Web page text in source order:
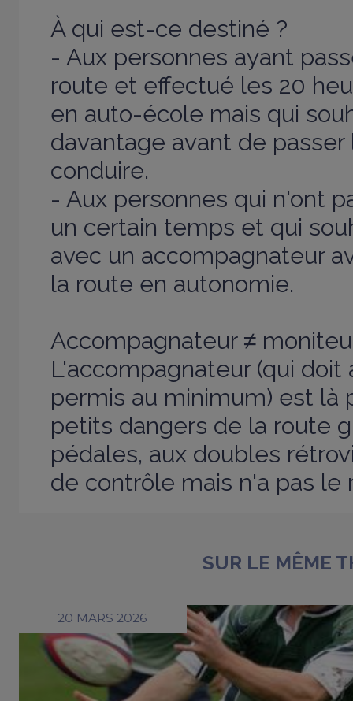
À qui est-ce destiné ?
- Aux personnes ayant
route et effectué les 20
en auto-école mais qui
davantage avant de
conduire.
- Aux personnes qui n'ont
un certain temps et qui
avec un accompagnateur
la route en autonomie.
Accompagnateur ≠
L'accompagnateur (qui doit
permis au minimum) est là
petits dangers de la route
pédales, aux doubles
de contrôle mais n'a pas le
SUR LE MÊME
20 MARS 2026